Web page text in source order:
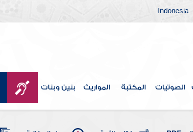
Indonesia
الصوتيات المكتبة المواريث بنين وبنات